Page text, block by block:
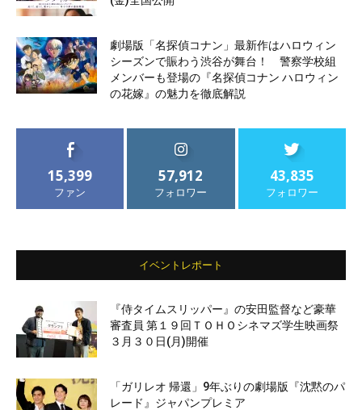
劇場版「名探偵コナン」最新作はハロウィン
シーズンで賑わう渋谷が舞台！ 警察学校組
メンバーも登場の『名探偵コナン ハロウィン
の花嫁』の魅力を徹底解説
15,399
ファン
57,912
フォロワー
43,835
フォロワー
イベントレポート
『侍タイムスリッパー』の安田監督など豪華
審査員 第１９回ＴＯＨＯシネマズ学生映画祭
３月３０日(月)開催
「ガリレオ 帰還」9年ぶりの劇場版『沈黙のパ
レード』ジャパンプレミア